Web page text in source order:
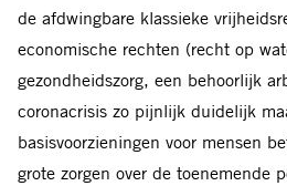
de afdwingbare klassieke
economische rechten (recht op
gezondheidszorg, een behoorlijk
coronacrisis zo pijnlijk duidelijk
basisvoorzieningen voor mensen
grote zorgen over de toenemende